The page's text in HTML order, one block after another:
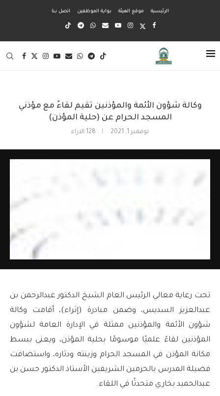
الرئيسية موقع الهيئة بواية الموظفين اتصل بنا
وكالة شؤون الأئمة والمؤذنين تقيم لقاءً مع مؤذني
المسجد الحرام عن (حلية المؤذن)
نوفمبر 1, 2021 128 الاراء
تحت رعاية معالي الرئيس العام الشيخ الدكتور عبدالرحمن بن
عبدالعزيز السديس، وضمن مبادرة (إثراء)، أقامت وكالة
شؤون الأئمة والمؤذنين ممثلة في الإدارة العامة لشؤون
المؤذنين لقاءً علميًا موسومًا بحلية المؤذن، ويعنى ببسط
مكانة المؤذن في المسجد الحرام وزينته ودثاره، واستضافت
فضيلة المدرس بالحرمين الشريفين الأستاذ الدكتور حسن بن
عبدالحميد بخاري متحدثًا في اللقاء.